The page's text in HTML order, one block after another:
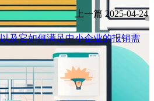
上一篇 2025-04-24
及它如何满足中小企业的报销需